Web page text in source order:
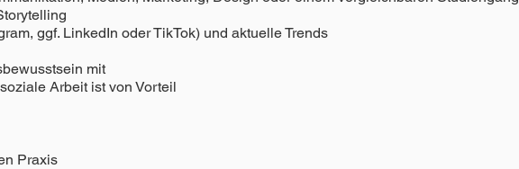
ggf. LinkedIn oder TikTok) und aktuelle Trends
mit
Arbeit ist von Vorteil
Praxis